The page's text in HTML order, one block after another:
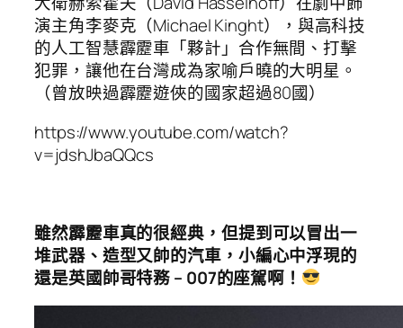
演主角李麥克（Michael Kinght），與高科技
的人工智慧霹靂車「夥計」合作無間、打擊
犯罪，讓他在台灣成­為家喻戶曉的大明星。
（曾放映過霹靂遊俠的國家超過80國）
https://www.youtube.com/watch?
v=jdshJbaQQcs
雖然霹靂車真的很經典，但提到可以冒出一
堆武器、造型又帥的汽車，小編心中浮現的
還是英國帥哥特務 – 007的座駕啊！